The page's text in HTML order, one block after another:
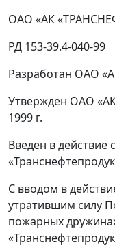
ОАО «АК
РД 153-39.4-040-99
Разработан ОАО
Утвержден ОАО
1999 г.
Введен в действие
С вводом в
утратившим силу
пожарных